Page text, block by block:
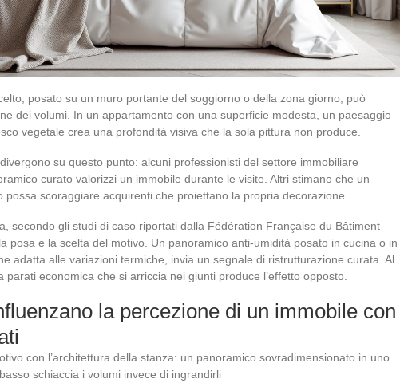
posato su un muro portante del soggiorno o della zona giorno, può
dei volumi. In un appartamento con una superficie modesta, un paesaggio
vegetale crea una profondità visiva che la sola pittura non produce.
su questo punto: alcuni professionisti del settore immobiliare
curato valorizzi un immobile durante le visite. Altri stimano che un
possa scoraggiare acquirenti che proiettano la propria decorazione.
secondo gli studi di caso riportati dalla Fédération Française du Bâtiment
posa e la scelta del motivo. Un panoramico anti-umidità posato in cucina o in
adatta alle variazioni termiche, invia un segnale di ristrutturazione curata. Al
economica che si arriccia nei giunti produce l’effetto opposto.
la percezione di un immobile con
con l’architettura della stanza: un panoramico sovradimensionato in uno
schiaccia i volumi invece di ingrandirli